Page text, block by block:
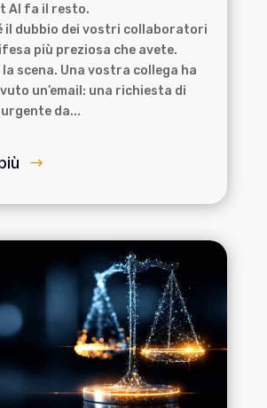
AI fa il resto.
il dubbio dei vostri collaboratori
più preziosa che avete.
la scena. Una vostra collega ha
un’email: una richiesta di
da...